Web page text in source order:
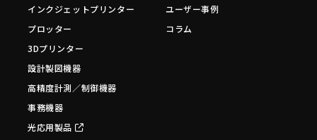
インクジェットプリンター
プロッター
3Dプリンター
設計製図機器
高精度計測／制御機器
事務機器
光応用製品
ユーザー事例
コラム